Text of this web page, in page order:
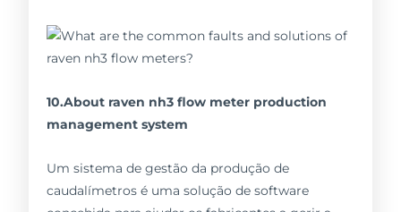
10.About raven nh3 flow meter production
management system
Um sistema de gestão da produção de
caudalímetros é uma solução de software